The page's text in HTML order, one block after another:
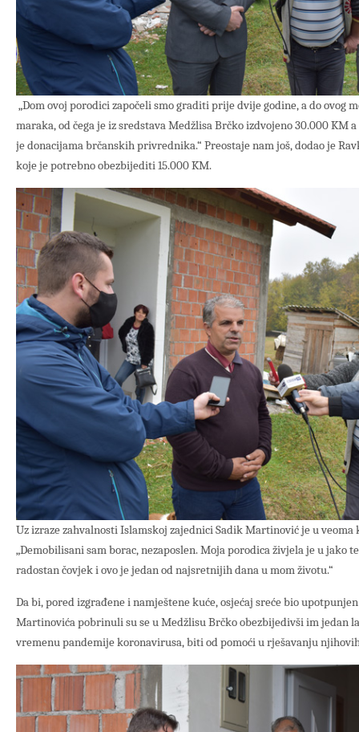
„Dom ovoj porodici započeli smo graditi prije dvije godine, a do ovog
maraka, od čega je iz sredstava Medžlisa Brčko izdvojeno 30.000 KM
je donacijama brčanskih privrednika.“ Preostaje nam još, dodao je
koje je potrebno obezbijediti 15.000 KM.
Uz izraze zahvalnosti Islamskoj zajednici Sadik Martinović je u
„Demobilisani sam borac, nezaposlen. Moja porodica živjela je u jako
radostan čovjek i ovo je jedan od najsretnijih dana u mom životu.“
Da bi, pored izgrađene i namještene kuće, osjećaj sreće bio
Martinovića pobrinuli su se u Medžlisu Brčko obezbijedivši im jedan
vremenu pandemije koronavirusa, biti od pomoći u rješavanju